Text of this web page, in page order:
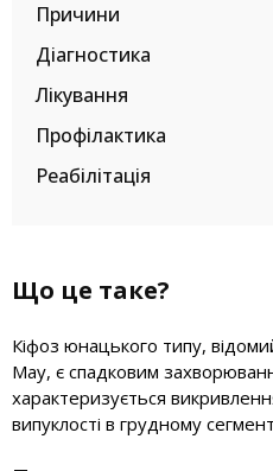
Причини
Діагностика
Лікування
Профілактика
Реабілітація
Що це таке?
Кіфоз юнацького типу,
Мау, є спадковим
характеризується
випуклості в грудному